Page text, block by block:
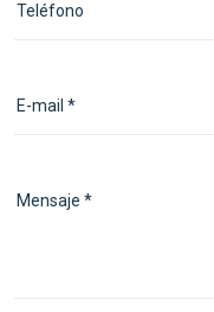
Teléfono
E-mail *
Mensaje *